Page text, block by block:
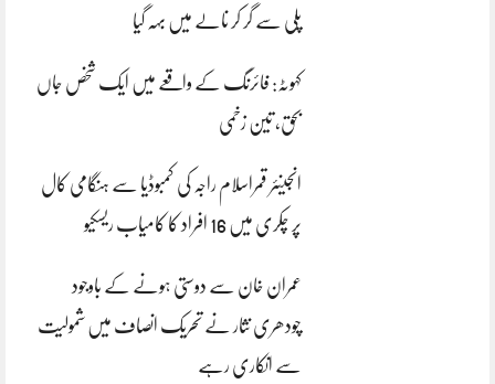
پلی سے گر کر نالے میں بہہ گیا
کہوٹہ: فائرنگ کے واقعے میں ایک شخص جاں
بحق، تین زخمی
انجینئر قمراسلام راجہ کی کمبوڈیا سے ہنگامی کال
پر چکری میں 16 افراد کا کامیاب ریسکیو
عمران خان سے دوستی ہونے کے باوجود
چودھری نثار نے تحریک انصاف میں شمولیت
سے انکاری رہے